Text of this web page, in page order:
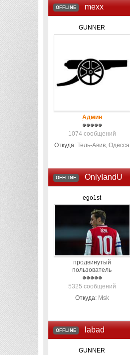
OFFLINE mexx
GUNNER
Админ
1074 сообщений
Откуда: Тель-Авив, Одесса
OFFLINE OnlyIandU
ego1st
продвинутый
пользователь
5325 сообщений
Откуда: Msk
OFFLINE labad
GUNNER